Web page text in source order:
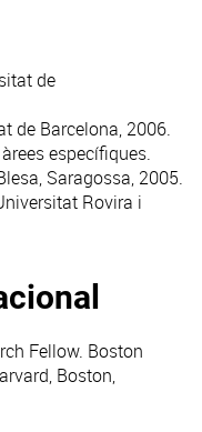
de
de Barcelona, 2006.
específiques.
Saragossa, 2005.
Rovira i
Fellow. Boston
Boston,